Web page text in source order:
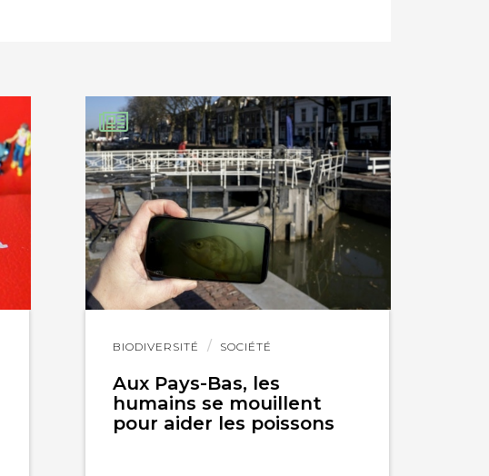
BIODIVERSITÉ SOCIÉTÉ
Aux Pays-Bas, les
humains se mouillent
pour aider les poissons
Lire